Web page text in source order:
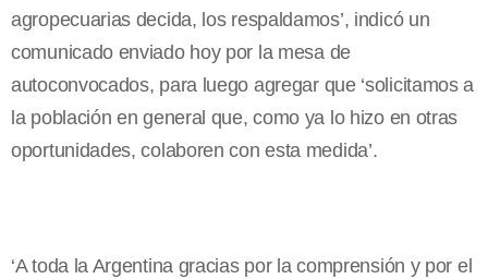
agropecuarias decida, los respaldamos’, indicó un
comunicado enviado hoy por la mesa de
autoconvocados, para luego agregar que ‘solicitamos a
la población en general que, como ya lo hizo en otras
oportunidades, colaboren con esta medida’.
‘A toda la Argentina gracias por la comprensión y por el